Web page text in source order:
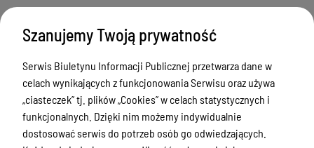
Poradnik Interesanta
Informacje o naborze
Zamówienia Publiczne
Tablica ogłoszeń
Dyżury Aptek w Powiecie Ostródzkim
Szanujemy Twoją prywatność
Serwis Biuletynu Informacji Publicznej przetwarza dane w
celach wynikających z funkcjonowania Serwisu oraz używa
„ciasteczek” tj. plików „Cookies” w celach statystycznych i
funkcjonalnych. Dzięki nim możemy indywidualnie
dostosować serwis do potrzeb osób go odwiedzających.